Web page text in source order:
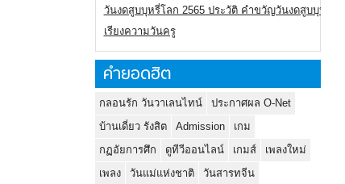
วันงดสูบบุหรี่โลก 2565 ประวัติ คำขวัญวันงดสูบบุหรี่โลก
เรียงความวันครู
คำยอดฮิต
กลอนรัก วันวาเลนไทน์
ประกาศผล O-Net
บ้านเดี่ยว รังสิต
Admission
เกม
กฏอัยการศึก
ดูทีวีออนไลน์ เกมส์
เพลงใหม่
เพลง
วันแม่แห่งชาติ
วันสารทจีน